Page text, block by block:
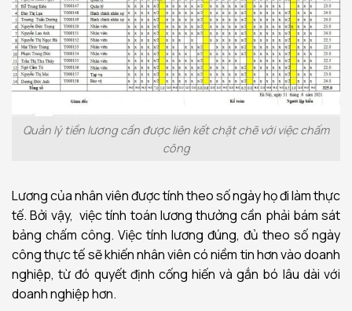
Quản lý tiền lương cần được liên kết chặt chẽ với việc chấm
công
Lương của nhân viên được tính theo số ngày họ đi làm thực
tế. Bởi vậy, việc tính toán lương thưởng cần phải bám sát
bảng chấm công. Việc tính lương đúng, đủ theo số ngày
công thực tế sẽ khiến nhân viên có niềm tin hơn vào doanh
nghiệp, từ đó quyết định cống hiến và gắn bó lâu dài với
doanh nghiệp hơn.